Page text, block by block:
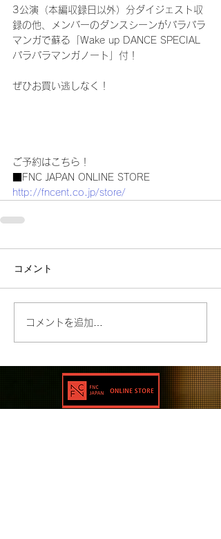
3公演（本編収録日以外）分ダイジェスト収
録の他、メンバーのダンスシーンがパラパラ
マンガで蘇る「Wake up DANCE SPECIAL
パラパラマンガノート」付！
ぜひお買い逃しなく！
ご予約はこちら！
■FNC JAPAN ONLINE STORE
http://fncent.co.jp/store/
コメント
コメントを追加…